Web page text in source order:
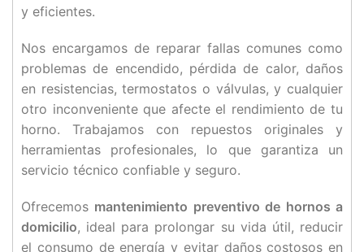
y eficientes.
Nos encargamos de reparar fallas comunes como
problemas de encendido, pérdida de calor, daños
en resistencias, termostatos o válvulas, y cualquier
otro inconveniente que afecte el rendimiento de tu
horno. Trabajamos con repuestos originales y
herramientas profesionales, lo que garantiza un
servicio técnico confiable y seguro.
Ofrecemos mantenimiento preventivo de hornos a
domicilio, ideal para prolongar su vida útil, reducir
el consumo de energía y evitar daños costosos en